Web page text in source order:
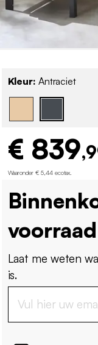
Kleur: Antraciet
€ 839
Waaronder € 5,44 ecotax
voorraad
Laat me weten
is.